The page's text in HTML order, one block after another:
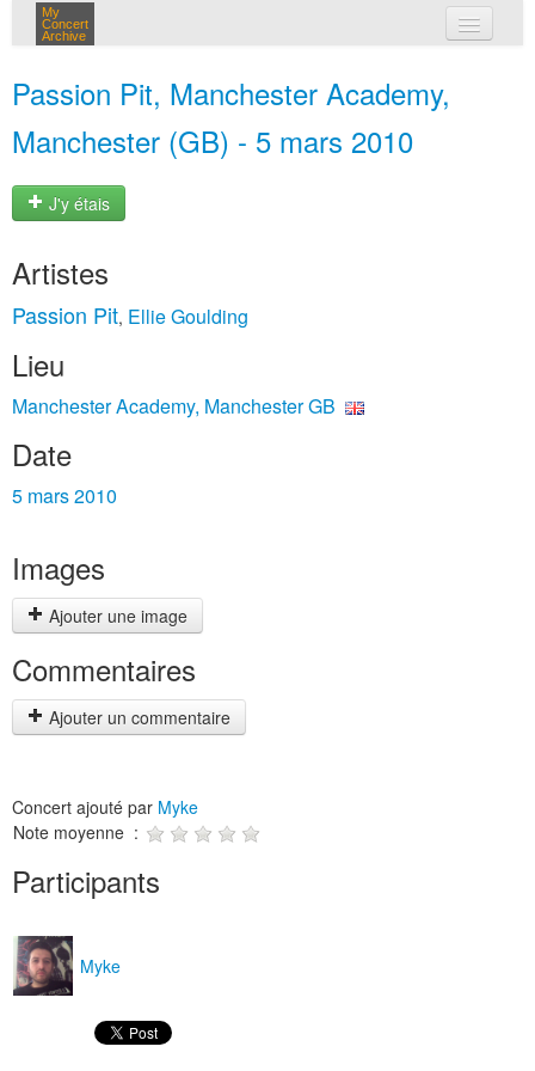
My
Concert
Archive
Passion Pit, Manchester Academy,
Manchester (GB) - 5 mars 2010
J'y étais
Artistes
Passion Pit, Ellie Goulding
Lieu
Manchester Academy, Manchester GB
Date
5 mars 2010
Images
Ajouter une image
Commentaires
Ajouter un commentaire
Concert ajouté par Myke
Note moyenne :
Participants
Myke